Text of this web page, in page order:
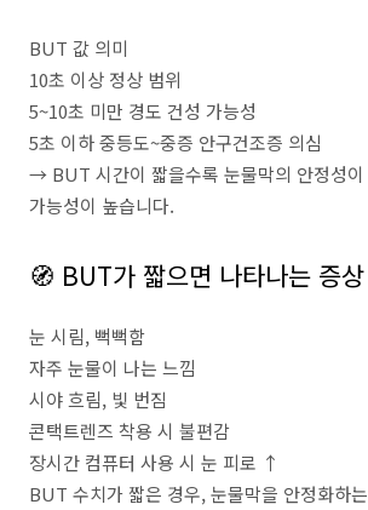
BUT 값 의미
10초 이상 정상 범위
5~10초 미만 경도 건성 가능성
5초 이하 중등도~중증 안구건조증 의심
→ BUT 시간이 짧을수록 눈물막의 안정성이
가능성이 높습니다.
🧭 BUT가 짧으면 나타나는 증상
눈 시림, 뻑뻑함
자주 눈물이 나는 느낌
시야 흐림, 빛 번짐
콘택트렌즈 착용 시 불편감
장시간 컴퓨터 사용 시 눈 피로 ↑
BUT 수치가 짧은 경우, 눈물막을 안정화하